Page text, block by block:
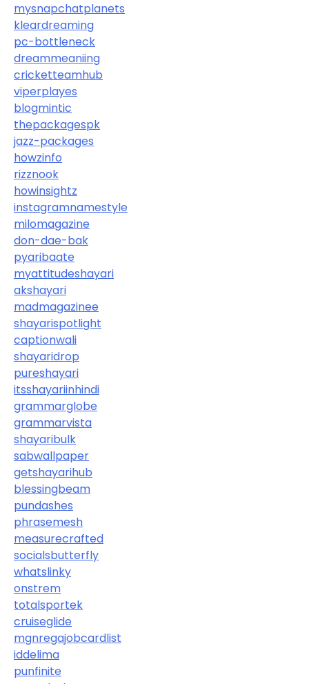
mysnapchatplanets
kleardreaming
pc-bottleneck
dreammeaniing
cricketteamhub
viperplayes
blogmintic
thepackagespk
jazz-packages
howzinfo
rizznook
howinsightz
instagramnamestyle
milomagazine
don-dae-bak
pyaribaate
myattitudeshayari
akshayari
madmagazinee
shayarispotlight
captionwali
shayaridrop
pureshayari
itsshayariinhindi
grammarglobe
grammarvista
shayaribulk
sabwallpaper
getshayarihub
blessingbeam
pundashes
phrasemesh
measurecrafted
socialsbutterfly
whatslinky
onstrem
totalsportek
cruiseglide
mgnregajobcardlist
iddelima
punfinite